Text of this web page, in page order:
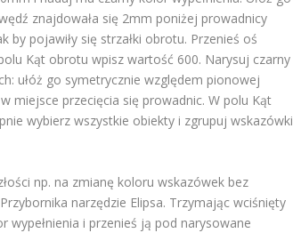
znajdowała się 2mm poniżej prowadnicy
pojawiły się strzałki obrotu. Przenieś oś
Kąt obrotu wpisz wartość 600. Narysuj czarny
ułóż go symetrycznie względem pionowej
miejsce przecięcia się prowadnic. W polu Kąt
wybierz wszystkie obiekty i zgrupuj wskazówki
np. na zmianę koloru wskazówek bez
narzędzie Elipsa. Trzymając wciśnięty
wypełnienia i przenieś ją pod narysowane